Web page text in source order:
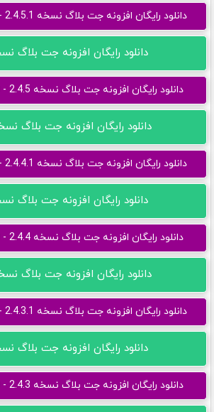
دانلود رایگان افزونه جت بلاگ نسخه 2.4.5.1 - لینک سرور کمکی
دانلود رایگان افزونه جت بلاگ نسخه
دانلود رایگان افزونه جت بلاگ نسخه 2.4.5 - لینک سرور کمکی
دانلود رایگان افزونه جت بلاگ نسخه
دانلود رایگان افزونه جت بلاگ نسخه 2.4.4.1 - لینک سرور کمکی
دانلود رایگان افزونه جت بلاگ نسخه
دانلود رایگان افزونه جت بلاگ نسخه 2.4.4 - لینک سرور کمکی
دانلود رایگان افزونه جت بلاگ نسخه
دانلود رایگان افزونه جت بلاگ نسخه 2.4.3.1 - لینک سرور کمکی
دانلود رایگان افزونه جت بلاگ نسخه
دانلود رایگان افزونه جت بلاگ نسخه 2.4.3 - لینک سرور کمکی